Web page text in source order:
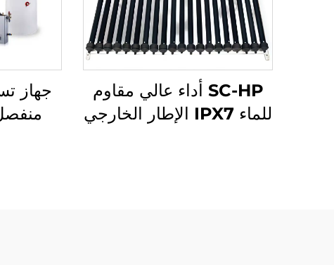
SC-HP أداء عالي مقاوم
للماء IPX7 الإطار الخارجي
جهاز